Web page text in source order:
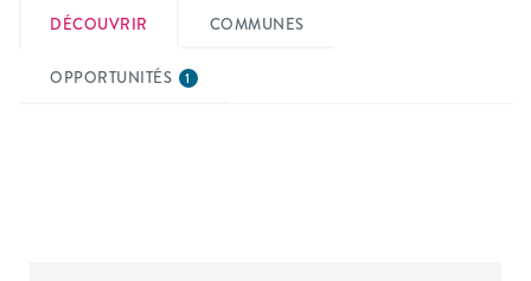
DÉCOUVRIR COMMUNES
OPPORTUNITÉS 1